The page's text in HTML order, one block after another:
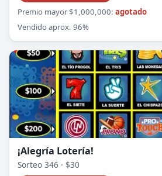
Premio mayor $1,000,000: agotado
Vendido aprox. 96%
¡Alegría Lotería!
Sorteo 346 · $30